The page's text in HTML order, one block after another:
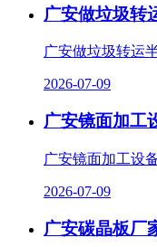
广安做垃圾转
广安做垃圾转运
2026-07-09
广安镜面加工
广安镜面加工设
2026-07-09
广安碳晶板厂